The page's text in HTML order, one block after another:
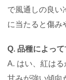
で風通しの良い
に当たると傷み
Q. 品種によっ
A. はい、紅は